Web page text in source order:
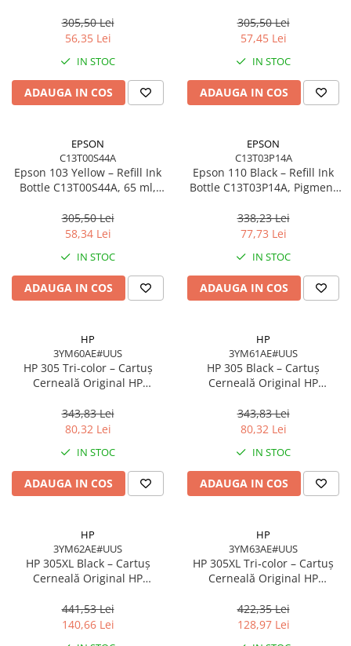
305,50 Lei
56,35 Lei
IN STOC
ADAUGA IN COS
305,50 Lei
57,45 Lei
IN STOC
ADAUGA IN COS
EPSON
C13T00S44A
Epson 103 Yellow – Refill Ink
Bottle C13T00S44A, 65 ml,
305,50 Lei
58,34 Lei
IN STOC
ADAUGA IN COS
EPSON
C13T03P14A
Epson 110 Black – Refill Ink
Bottle C13T03P14A, Pigment
338,23 Lei
77,73 Lei
IN STOC
ADAUGA IN COS
HP
3YM60AE#UUS
HP 305 Tri‑color – Cartuș
Cerneală Original HP
pagini
343,83 Lei
80,32 Lei
IN STOC
ADAUGA IN COS
HP
3YM61AE#UUS
HP 305 Black – Cartuș
Cerneală Original HP
pagini
343,83 Lei
80,32 Lei
IN STOC
ADAUGA IN COS
HP
3YM62AE#UUS
HP 305XL Black – Cartuș
Cerneală Original HP
ml, 240 pagini
441,53 Lei
140,66 Lei
HP
3YM63AE#UUS
HP 305XL Tri‑color – Cartuș
Cerneală Original HP
ml, 200 pagini
422,35 Lei
128,97 Lei